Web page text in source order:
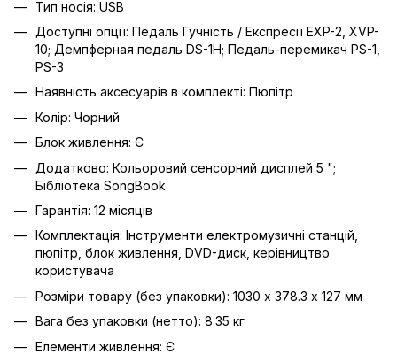
Тип носія: USB
Доступні опції: Педаль Гучність / Експресії EXP-2, XVP-
10; Демпферная педаль DS-1H; Педаль-перемикач PS-1,
PS-3
Наявність аксесуарів в комплекті: Пюпітр
Колір: Чорний
Блок живлення: Є
Додатково: Кольоровий сенсорний дисплей 5 ";
Бібліотека SongBook
Гарантія: 12 місяців
Комплектація: Інструменти електромузичні станцій,
пюпітр, блок живлення, DVD-диск, керівництво
користувача
Розміри товару (без упаковки): 1030 х 378.3 х 127 мм
Вага без упаковки (нетто): 8.35 кг
Елементи живлення: Є